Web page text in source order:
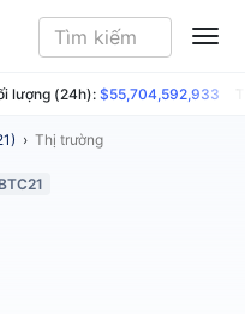
lượng (24h):$55,704,592,933
› Thị trường